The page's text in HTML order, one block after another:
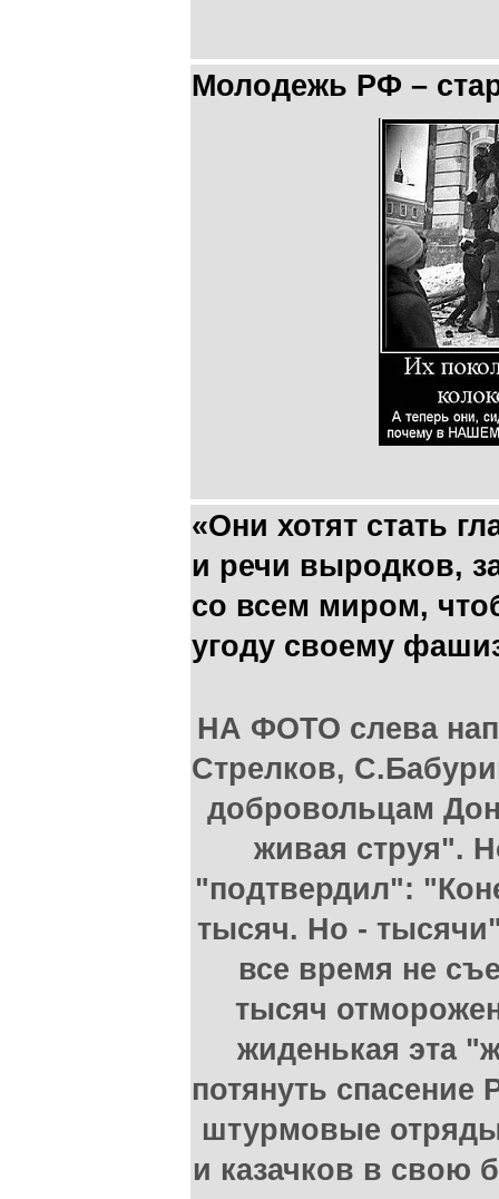
Молодежь РФ –
«Они хотят стать
и речи выродков,
со всем миром,
угоду своему
НА ФОТО слева
Стрелков,
добровольцам
живая струя".
"подтвердил":
тысяч. Но -
все время не
тысяч
жиденькая эта
потянуть спасение
штурмовые
и казачков в свою